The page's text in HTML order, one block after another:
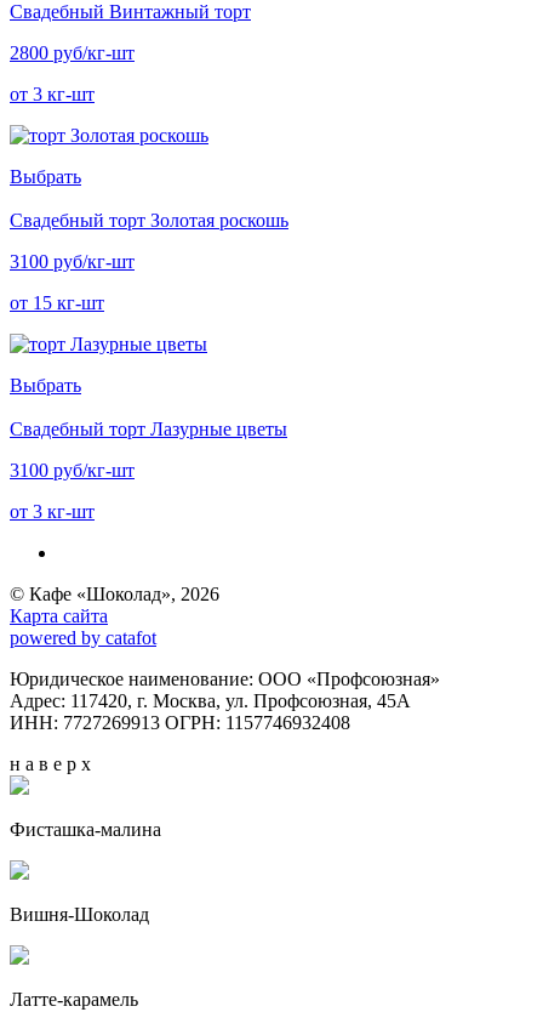
Свадебный Винтажный торт
2800 руб/кг-шт
от 3 кг-шт
Выбрать
Свадебный торт Золотая роскошь
3100 руб/кг-шт
от 15 кг-шт
Выбрать
Свадебный торт Лазурные цветы
3100 руб/кг-шт
от 3 кг-шт
© Кафе «Шоколад», 2026
Карта сайта
powered by catafot
Юридическое наименование: ООО «Профсоюзная»
Адрес: 117420, г. Москва, ул. Профсоюзная, 45А
ИНН: 7727269913 ОГРН: 1157746932408
н а в е р х
Фисташка-малина
Вишня-Шоколад
Латте-карамель